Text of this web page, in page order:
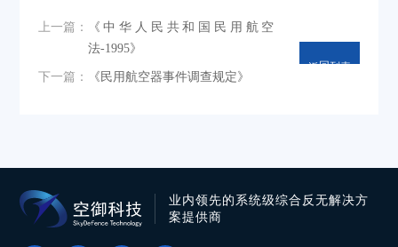
上一篇：
《中华人民共和国民用航空
法-1995》
下一篇： 《民用航空器事件调查规定》
业内领先的系统级综合反无解决方
案提供商